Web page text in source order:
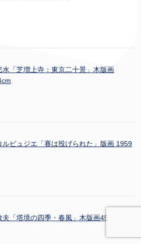
水「芝増上寺：東京二十景」木版画
ルビュジエ「賽は投げられた」版画 1959
夫「塔境の四季・春風」木版画45×33cm